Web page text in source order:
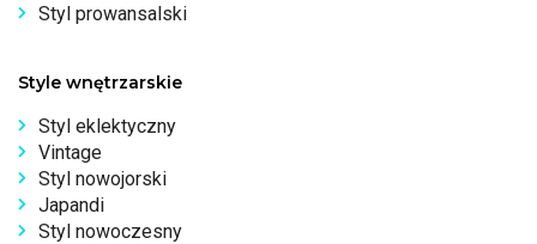
Styl prowansalski
Style wnętrzarskie
Styl eklektyczny
Vintage
Styl nowojorski
Japandi
Styl nowoczesny